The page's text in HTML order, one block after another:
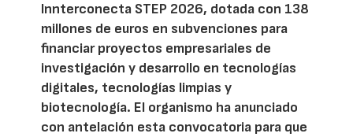
Innterconecta STEP 2026, dotada con 138
millones de euros en subvenciones para
financiar proyectos empresariales de
investigación y desarrollo en tecnologías
digitales, tecnologías limpias y
biotecnología. El organismo ha anunciado
con antelación esta convocatoria para que